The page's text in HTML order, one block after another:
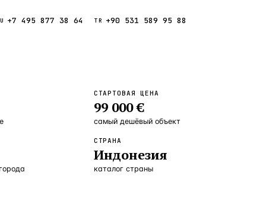
+7 495 877 38 64 TR +90 531 589 95 88
Таиланд
СТАРТОВАЯ ЦЕНА
99 000 €
самый дешёвый объект
СТРАНА
Индонезия
каталог страны